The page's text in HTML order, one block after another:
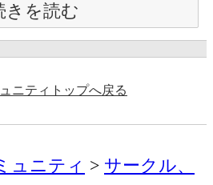
きを読む
ニティトップへ戻る
ュニティ
サークル、